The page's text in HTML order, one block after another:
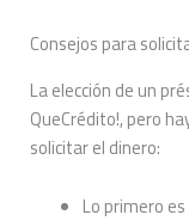
Consejos para
La elección de un
QueCrédito!, pero
solicitar el dinero:
Lo primero es